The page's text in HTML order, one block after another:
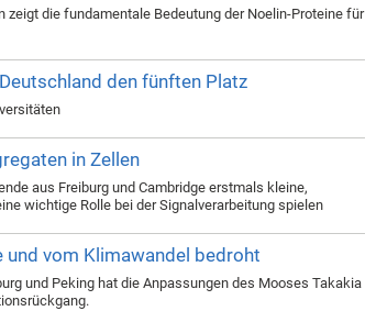
die fundamentale Bedeutung der Noelin-Proteine für
den fünften Platz
in Zellen
aus Freiburg und Cambridge erstmals kleine,
wichtige Rolle bei der Signalverarbeitung spielen
vom Klimawandel bedroht
und Peking hat die Anpassungen des Mooses Takakia